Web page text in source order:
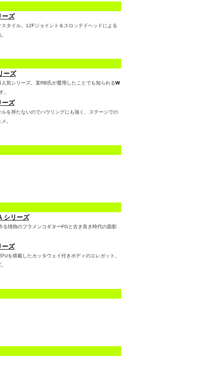
ーズ
スタイル。12Fジョイント＆スロッテドヘッドによる
ーズ
人気シリーズ。某RB氏が愛用したことでも知られるW
。
ーズ
ルを持たないのでハウリングにも強く、ステージでの
。
シリーズ
る情熱のフラメンコギターFGと古き良き時代の面影
ーズ
を搭載したカッタウェイ付きボディのエレガット。